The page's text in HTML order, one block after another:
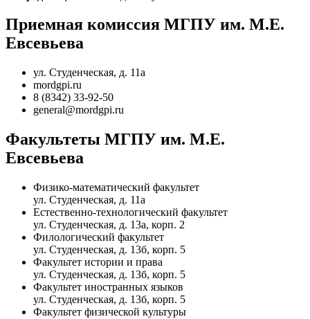
Приемная комиссия МГПУ им. М.Е.
Евсевьева
ул. Студенческая, д. 11а
mordgpi.ru
8 (8342) 33-92-50
general@mordgpi.ru
Факультеты МГПУ им. М.Е.
Евсевьева
Физико-математический факультет
ул. Студенческая, д. 11а
Естественно-технологический факультет
ул. Студенческая, д. 13а, корп. 2
Филологический факультет
ул. Студенческая, д. 13б, корп. 5
Факультет истории и права
ул. Студенческая, д. 13б, корп. 5
Факультет иностранных языков
ул. Студенческая, д. 13б, корп. 5
Факультет физической культуры